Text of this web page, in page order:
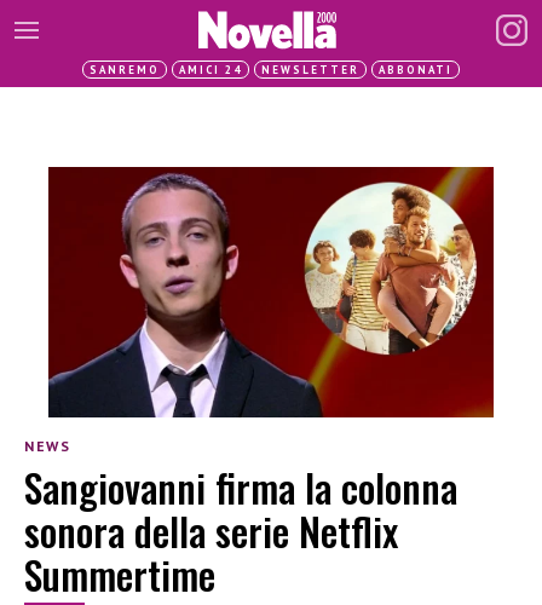
SANREMO AMICI 24 NEWSLETTER ABBONATI
NEWS
Sangiovanni firma la colonna
sonora della serie Netflix
Summertime